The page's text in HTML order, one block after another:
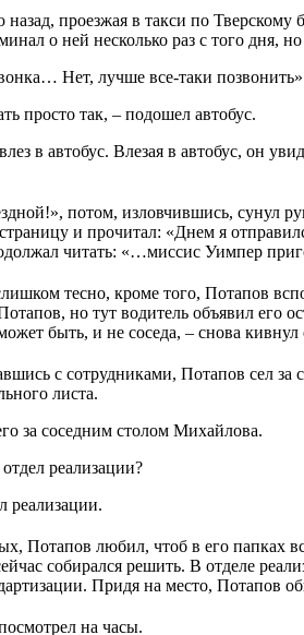
проезжая в такси по
о ней несколько раз с того дня,
Нет, лучше все-таки
просто так, – подошел автобус.
в автобус. Влезая в автобус, он
потом, изловчившись, сунул
и прочитал: «Днем я
читать: «…миссис Уимпер
тесно, кроме того, Потапов
но тут водитель объявил его
быть, и не соседа, – снова
с сотрудниками, Потапов сел
листа.
за соседним столом Михайлова.
реализации?
реализации.
любил, чтоб в его папках
собирался решить. В отделе
Придя на место, Потапов
на часы.